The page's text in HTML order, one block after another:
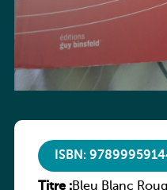
ISBN:
Titre :Bleu Blanc